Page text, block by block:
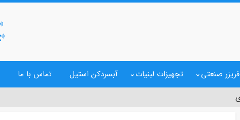
فریزر صنعتی تجهیزات لبنیات آبسردکن استیل تماس با ما